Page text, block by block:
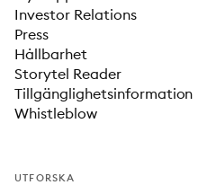
Investor Relations
Press
Hållbarhet
Storytel Reader
Tillgänglighetsinformation
Whistleblow
UTFORSKA